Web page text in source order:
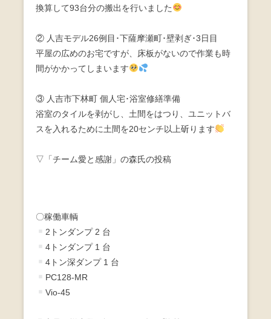
換算して93台分の搬出を行いました
② 人吉モデル26例目･下薩摩瀬町･壁剥ぎ･3日目
平屋の広めのお宅ですが、床板がないので作業も時
間がかかってしまいます
③ 人吉市下林町 個人宅･浴室修繕準備
浴室のタイルを剥がし、土間をはつり、ユニットバ
スを入れるために土間を20センチ以上斫ります
▽「チーム愛と感謝」の森氏の投稿
〇稼働車輌
2トンダンプ 2 台
4トンダンプ 1 台
4トン深ダンプ 1 台
PC128-MR
Vio-45